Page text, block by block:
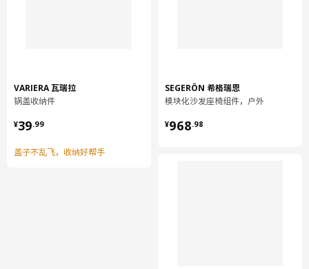
VARIERA 瓦瑞拉
锅盖收纳件
¥39.99
¥ 39.99
盖子不乱飞，收纳好帮手
SEGERÖN 希格瑞恩
模块化沙发座椅组件，户外
¥968.98
¥ 968.98